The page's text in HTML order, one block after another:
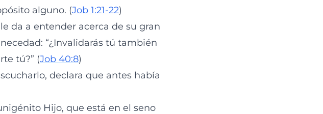
alguno. (Job 1:21-22)
da a entender acerca de su gran
“¿Invalidarás tú también
tú?” (Job 40:8)
declara que antes había
Hijo, que está en el seno